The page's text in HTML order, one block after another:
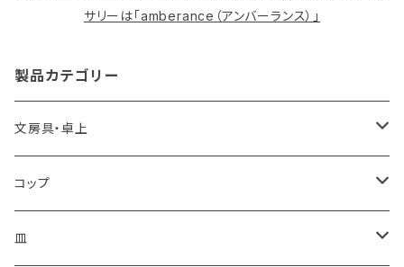
サリーは「amberance（アンバーランス）」
製品カテゴリー
文房具・卓上
カードケース
箱・文庫
コップ
コーヒーカップ
皿